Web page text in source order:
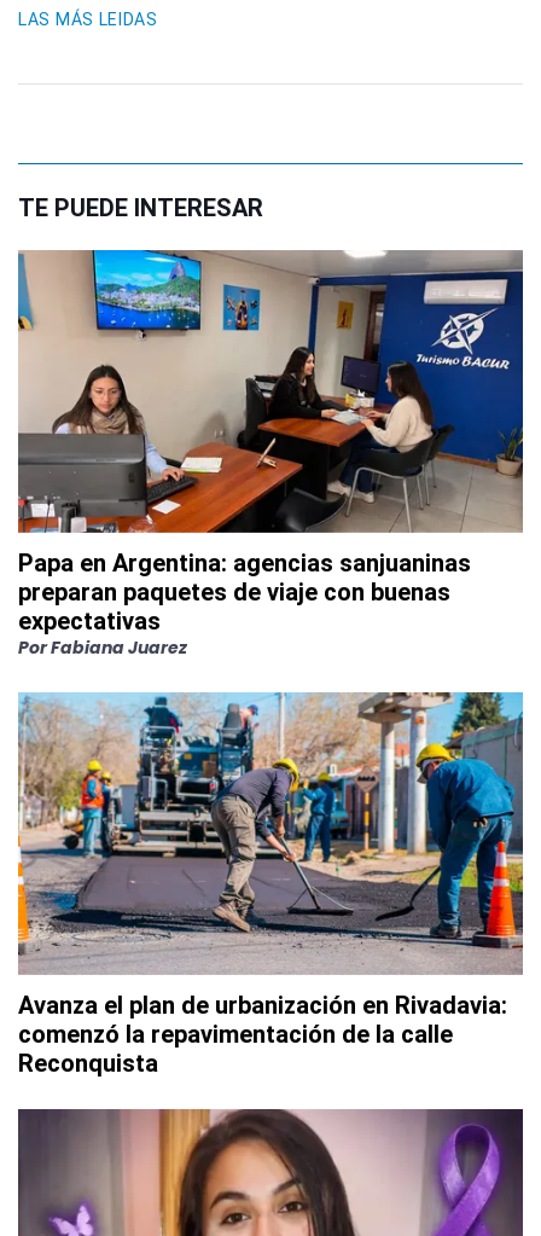
LAS MÁS LEIDAS
TE PUEDE INTERESAR
Papa en Argentina: agencias sanjuaninas
preparan paquetes de viaje con buenas
expectativas
PorFabiana Juarez
Avanza el plan de urbanización en Rivadavia:
comenzó la repavimentación de la calle
Reconquista